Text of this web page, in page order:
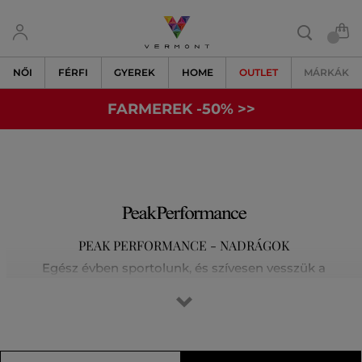
NŐI FÉRFI GYEREK HOME OUTLET MÁRKÁK
FARMEREK -50% >>
PEAK PERFORMANCE - NADRÁGOK
Egész évben sportolunk, és szívesen vesszük a
magashegyi túrák során. Tisztában vagyunk vele, hogy az
kijjebb toljuk határainkat, és nem elégszünk meg a